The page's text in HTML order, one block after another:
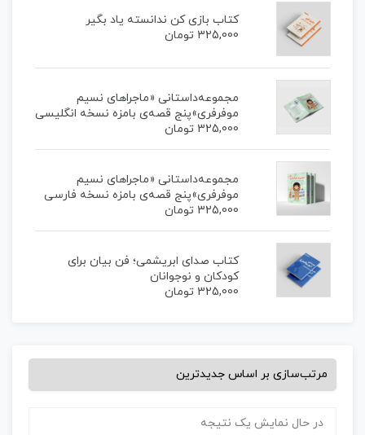
کتاب بازی کن ندانسته یاد بگیر
325,000 تومان
مجموعه‌داستانی «ماجراهای نسیم
موفرفری»پنج قصه‌ی بامزه نسخه انگلیسی
325,000 تومان
مجموعه‌داستانی «ماجراهای نسیم
موفرفری»پنج قصه‌ی بامزه نسخه فارسی
325,000 تومان
کتاب صدای ابریشمی؛ فن بیان برای
کودکان و نوجوانان
325,000 تومان
در حال نمایش یک نتیجه